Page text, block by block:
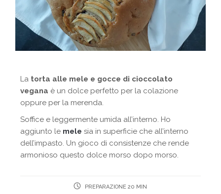
La torta alle mele e gocce di cioccolato
vegana è un dolce perfetto per la colazione
oppure per la merenda.
Soffice e leggermente umida all’interno. Ho
aggiunto le melesia in superficie che all’interno
dell’impasto. Un gioco di consistenze che rende
armonioso questo dolce morso dopo morso.
PREPARAZIONE 20 MIN